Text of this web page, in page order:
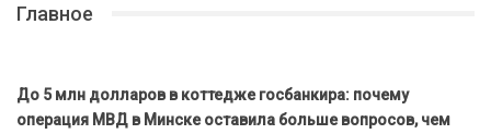
Главное
До 5 млн долларов в коттедже госбанкира: почему
операция МВД в Минске оставила больше вопросов, чем